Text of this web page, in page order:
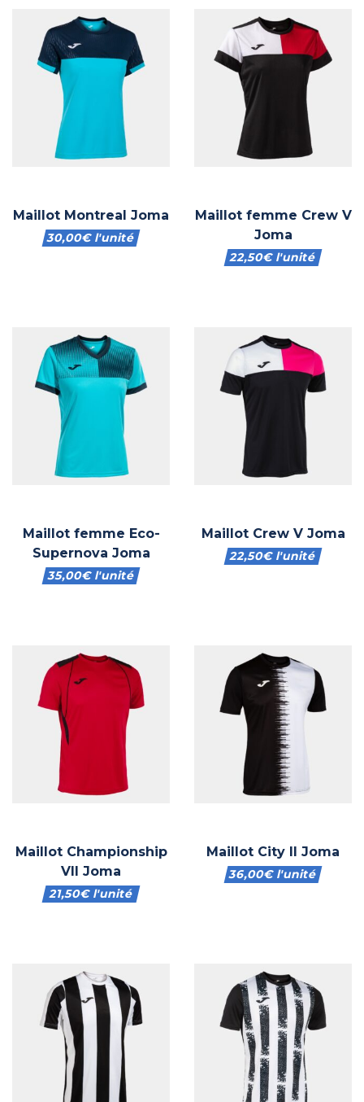
Maillot Montreal Joma
30,00€l'unité
Maillot femme Crew V
Joma
22,50€l'unité
Maillot femme Eco-
Supernova Joma
35,00€l'unité
Maillot Crew V Joma
22,50€l'unité
Maillot Championship
VII Joma
21,50€l'unité
Maillot City II Joma
36,00€l'unité